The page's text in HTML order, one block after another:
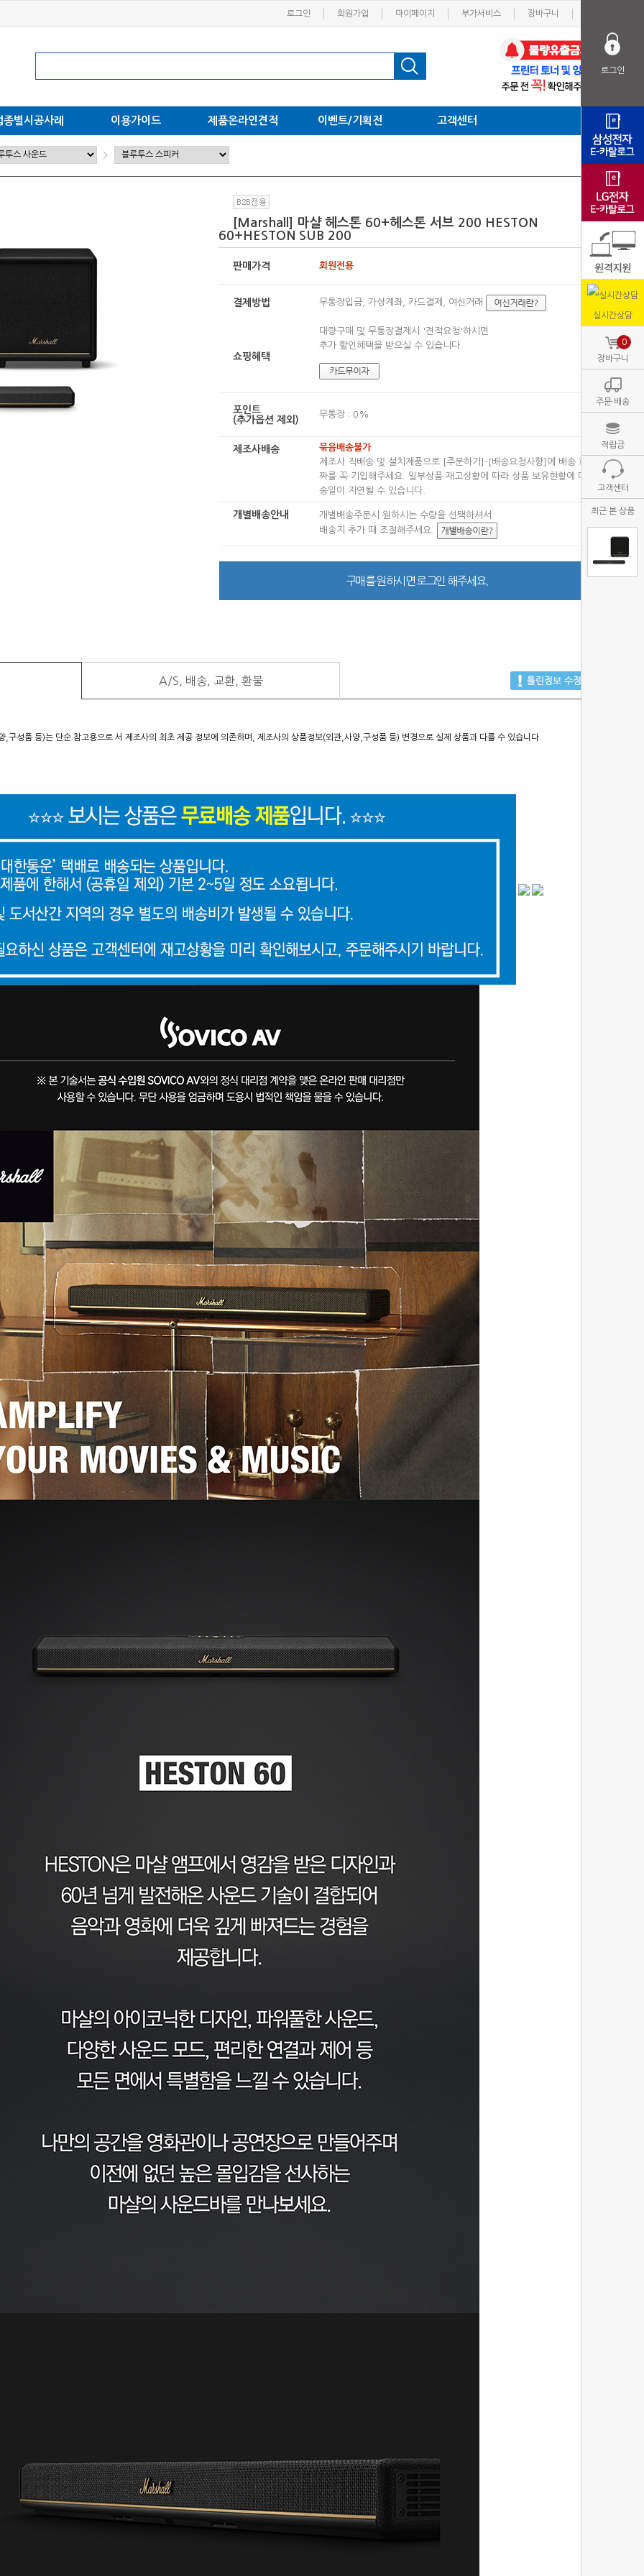
로그인 회원가입 마이페이지 부가서비스 장바구니
종별시공사례 이용가이드 제품온라인견적 이벤트/기획전 고객센터
로그인
실시간상담
0
장바구니
주문·배송
적립금
고객센터
최근 본 상품
[Marshall] 마샬 헤스톤 60+헤스톤 서브 200 HESTON
60+HESTON SUB 200
판매가격 회원전용
결제방법 무통장입금, 가상계좌, 카드결제, 여신거래
쇼핑혜택
대량구매 및 무통장결제시 '견적요청'하시면
추가 할인혜택을 받으실 수 있습니다.
포인트
(추가옵션 제외)
무통장 : 0%
제조사배송
묶음배송불가
제조사 직배송 및 설치제품으로 [주문하기]-[배송요청사항]에 배송 희망날
짜를 꼭 기입해주세요. 일부상품 재고상황에 따라 상품 보유현황에 따라 배
송일이 지연될 수 있습니다.
개별배송안내
개별배송주문시 원하시는 수량을 선택하셔서
배송지 추가 때 조절해주세요.
구매를 원하시면 로그인 해주세요.
A/S, 배송, 교환, 환불